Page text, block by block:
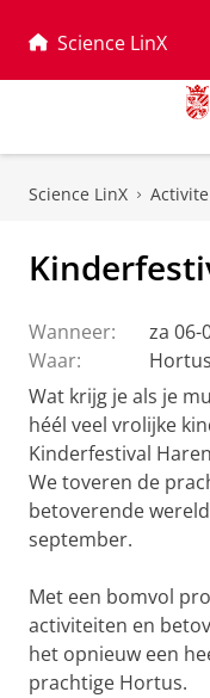
Science LinX
Science LinX
Wanneer:
za 06-
Waar:
Wat krijg je als je
héél veel vrolijke
Kinderfestival
We toveren de
betoverende
september.
Met een bomvol
activiteiten en
het opnieuw een
prachtige Hortus.